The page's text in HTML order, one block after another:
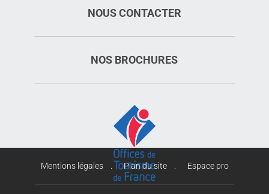
NOUS CONTACTER
NOS BROCHURES
Mentions légales Plan du site Espace pro